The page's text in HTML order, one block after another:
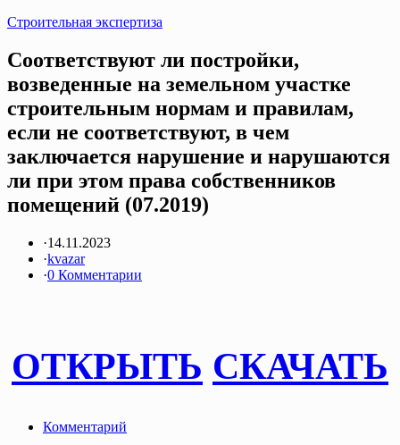
Строительная экспертиза
Соответствуют ли постройки,
возведенные на земельном участке
строительным нормам и правилам,
если не соответствуют, в чем
заключается нарушение и нарушаются
ли при этом права собственников
помещений (07.2019)
·14.11.2023
·kvazar
·0 Комментарии
ОТКРЫТЬ СКАЧАТЬ
Комментарий